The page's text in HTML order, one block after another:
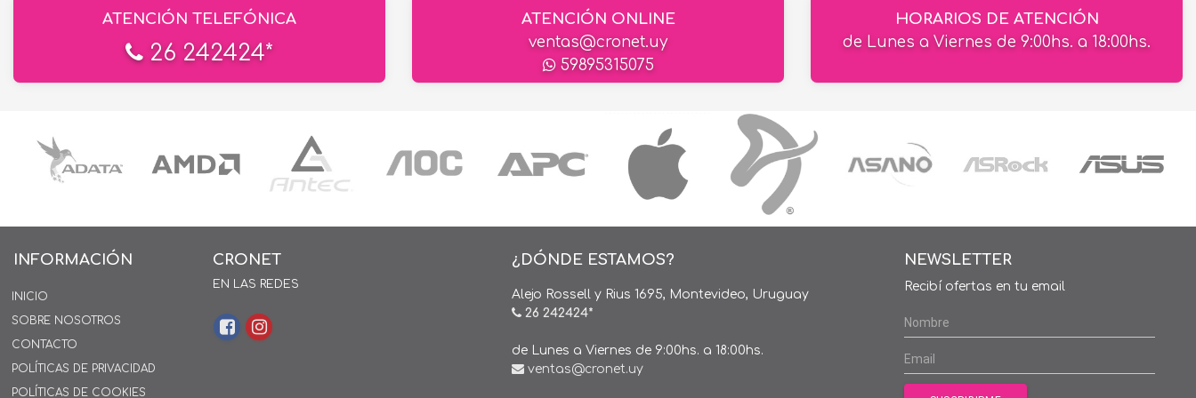
ATENCIÓN TELEFÓNICA
26 242424*
ATENCIÓN ONLINE
ventas@cronet.uy
59895315075
HORARIOS DE ATENCIÓN
de Lunes a Viernes de 9:00hs. a 18:00hs.
INFORMACIÓN
INICIO
SOBRE NOSOTROS
CONTACTO
POLÍTICAS DE PRIVACIDAD
POLÍTICAS DE COOKIES
CRONET
EN LAS REDES
¿DÓNDE ESTAMOS?
Alejo Rossell y Rius 1695, Montevideo, Uruguay
26 242424*
de Lunes a Viernes de 9:00hs. a 18:00hs.
ventas@cronet.uy
NEWSLETTER
Recibí ofertas en tu email